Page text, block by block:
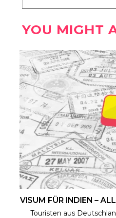
YOU MIGHT
VISUM FÜR INDIEN –
Touristen aus